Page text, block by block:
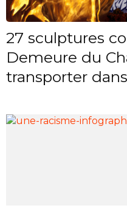
27 sculptures
Demeure du
transporter